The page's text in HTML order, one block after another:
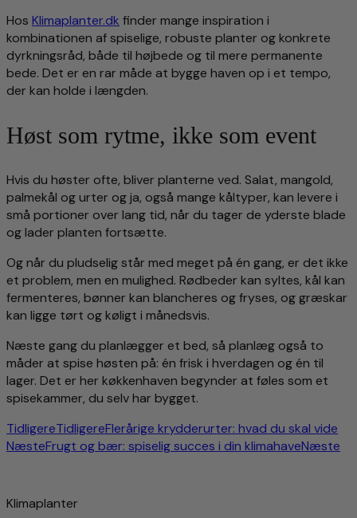
Hos Klimaplanter.dk finder mange inspiration i
kombinationen af spiselige, robuste planter og konkrete
dyrkningsråd, både til højbede og til mere permanente
bede. Det er en rar måde at bygge haven op i et tempo,
der kan holde i længden.
Høst som rytme, ikke som event
Hvis du høster ofte, bliver planterne ved. Salat, mangold,
palmekål og urter og ja, også mange kåltyper, kan levere i
små portioner over lang tid, når du tager de yderste blade
og lader planten fortsætte.
Og når du pludselig står med meget på én gang, er det ikke
et problem, men en mulighed. Rødbeder kan syltes, kål kan
fermenteres, bønner kan blancheres og fryses, og græskar
kan ligge tørt og køligt i månedsvis.
Næste gang du planlægger et bed, så planlæg også to
måder at spise høsten på: én frisk i hverdagen og én til
lager. Det er her køkkenhaven begynder at føles som et
spisekammer, du selv har bygget.
TidligereTidligereFlerårige krydderurter: hvad du skal vide
NæsteFrugt og bær: spiselig succes i din klimahaveNæste
Klimaplanter